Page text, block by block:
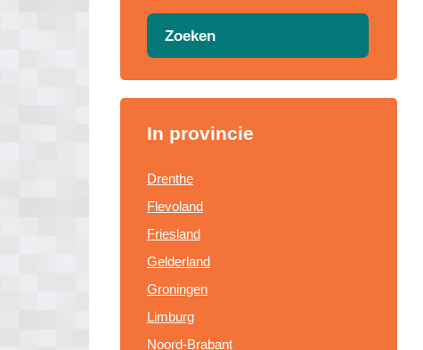
Zoeken
In provincie
Drenthe
Flevoland
Friesland
Gelderland
Groningen
Limburg
Noord-Brabant